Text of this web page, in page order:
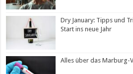
Dry January: Tipps und
Start ins neue Jahr
Alles über das Marburg-